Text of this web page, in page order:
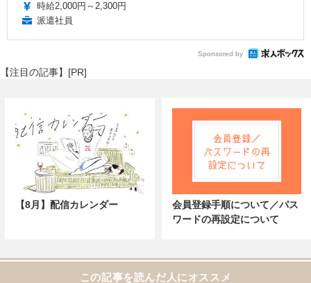
時給2,000円～2,300円
派遣社員
Sponsored by
【注目の記事】[PR]
【8月】配信カレンダー
会員登録手順について／パス
ワードの再設定について
この記事を読んだ人にオススメ